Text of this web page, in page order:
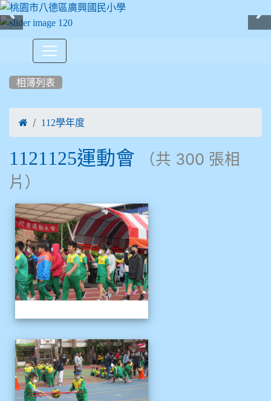
相簿列表
 112學年度
1121125運動會
（共 300 張相
片）
相簿列表 1121125運動會
1121125運動會